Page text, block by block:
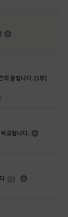
의 글입니다. [1부]
교됩니다.